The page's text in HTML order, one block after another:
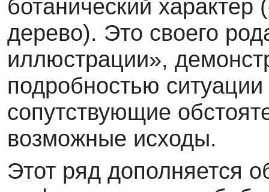
ботанический характер
дерево). Это своего
иллюстрации»,
подробностью
сопутствующие
возможные исходы.
Этот ряд дополняется